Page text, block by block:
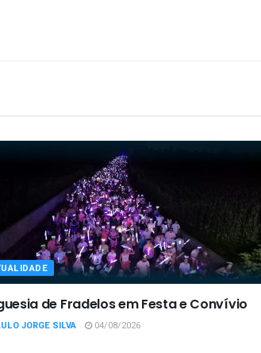
de Fradelos em Festa e Convívio
JORGE SILVA 04/08/2026